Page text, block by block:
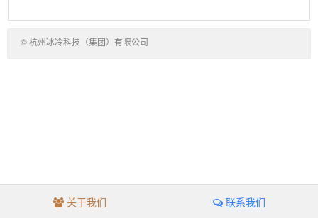
©杭州冰冷科技（集团）有限公司
关于我们 联系我们